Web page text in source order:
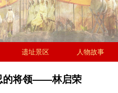
遗址景区 人物故事
的将领——林启荣